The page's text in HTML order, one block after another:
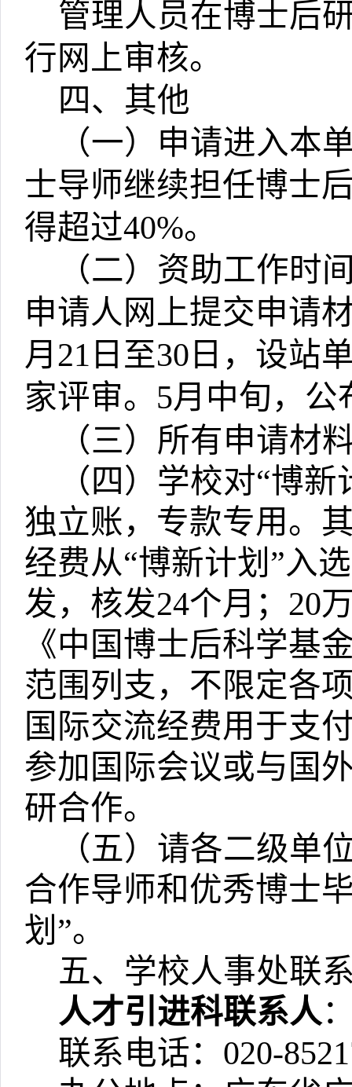
管理人员在博士后
行网上审核。
四、其他
（一）申请进入本
士导师继续担任博士
得超过40%。
（二）资助工作时
申请人网上提交申请
月 21 日至30 日，设站
家评审。 5月中旬，公
（三）所有申请材
（四）学校对“博新
独立账，专款专用。
经费从“博新计划 ”入
发，核发24个月； 20
《中国博士后科学基
范围列支，不限定各
国际交流经费用于支
参加国际会议或与国
研合作。
（五）请各二级单
合作导师和优秀博士
划 ”。
五、学校人事处联
人才引进科联系人
联系电话：020-